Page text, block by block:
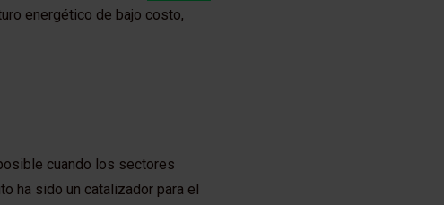
energético de bajo costo,
cuando los sectores
ha sido un catalizador para el